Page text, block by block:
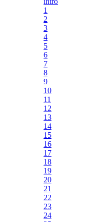
1
2
3
4
5
6
7
8
9
10
11
12
13
14
15
16
17
18
19
20
21
22
23
24